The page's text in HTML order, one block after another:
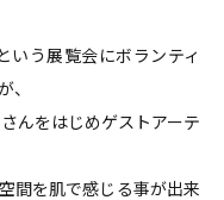
いう展覧会にボランティ
、
んをはじめゲストアーテ
間を肌で感じる事が出来